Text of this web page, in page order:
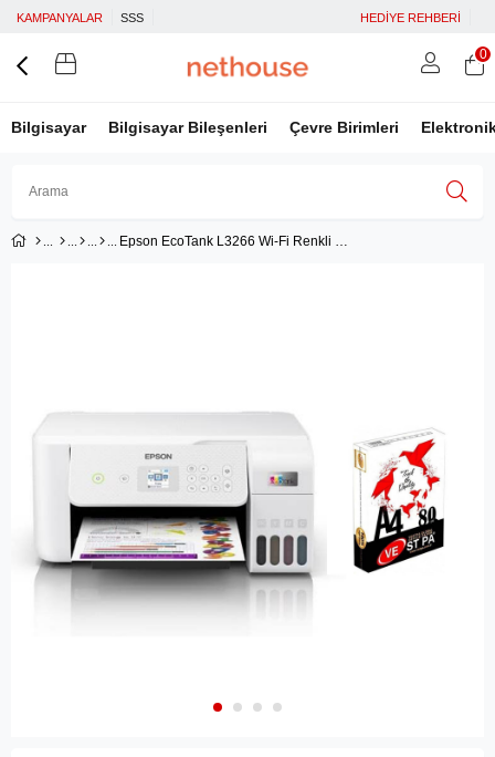
KAMPANYALAR SSS HEDİYE REHBERİ
Bilgisayar Bilgisayar Bileşenleri Çevre Birimleri
Üye Girişi
0
Epson EcoTank L3266 Wi-Fi Renkli Çok Fonksiyonlu Tanklı Yazıcı + Vestpa 500 Sayfa A4 Kağıt